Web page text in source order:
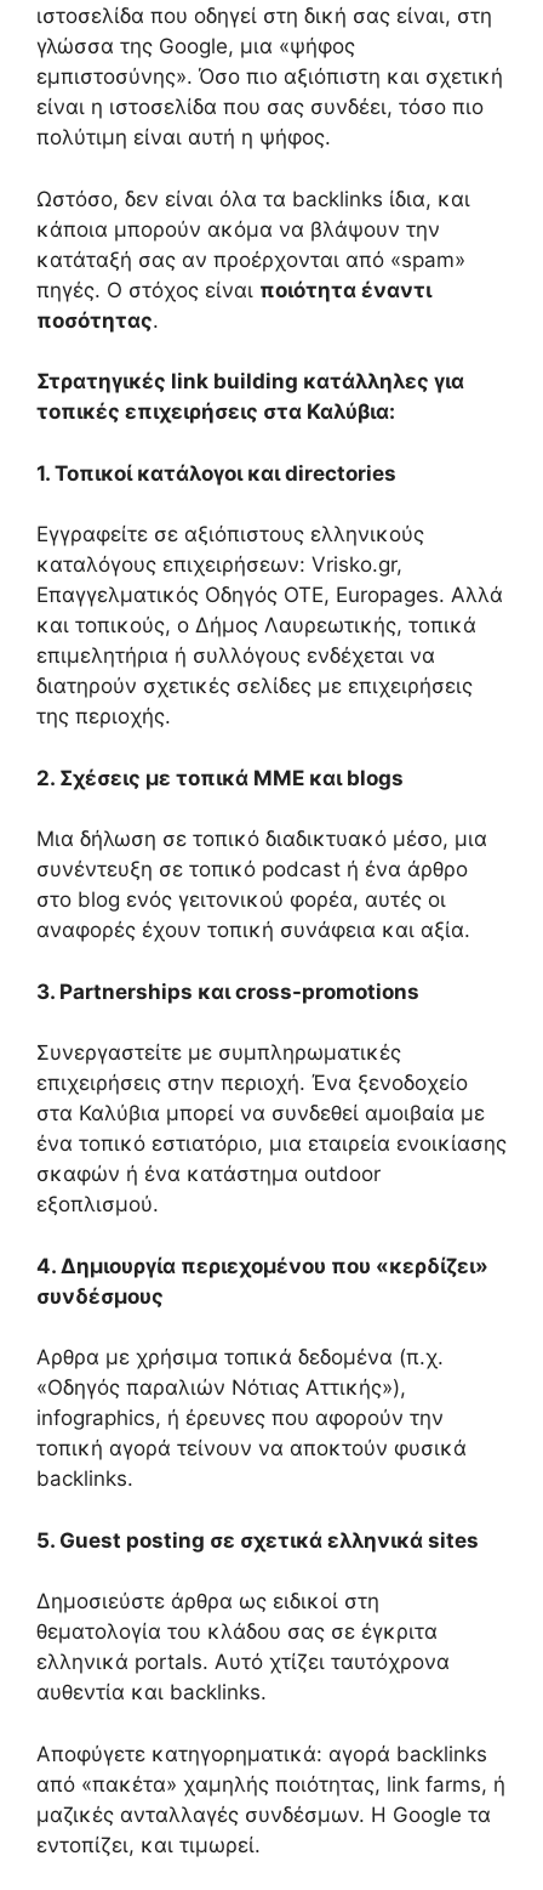
ιστοσελίδα που οδηγεί στη δική σας είναι, στη
γλώσσα της Google, μια «ψήφος
εμπιστοσύνης». Όσο πιο αξιόπιστη και σχετική
είναι η ιστοσελίδα που σας συνδέει, τόσο πιο
πολύτιμη είναι αυτή η ψήφος.
Ωστόσο, δεν είναι όλα τα backlinks ίδια, και
κάποια μπορούν ακόμα να βλάψουν την
κατάταξή σας αν προέρχονται από «spam»
πηγές. Ο στόχος είναι ποιότητα έναντι
ποσότητας.
Στρατηγικές link building κατάλληλες για
τοπικές επιχειρήσεις στα Καλύβια:
1. Τοπικοί κατάλογοι και directories
Εγγραφείτε σε αξιόπιστους ελληνικούς
καταλόγους επιχειρήσεων: Vrisko.gr,
Επαγγελματικός Οδηγός ΟΤΕ, Europages. Αλλά
και τοπικούς, ο Δήμος Λαυρεωτικής, τοπικά
επιμελητήρια ή συλλόγους ενδέχεται να
διατηρούν σχετικές σελίδες με επιχειρήσεις
της περιοχής.
2. Σχέσεις με τοπικά ΜΜΕ και blogs
Μια δήλωση σε τοπικό διαδικτυακό μέσο, μια
συνέντευξη σε τοπικό podcast ή ένα άρθρο
στο blog ενός γειτονικού φορέα, αυτές οι
αναφορές έχουν τοπική συνάφεια και αξία.
3. Partnerships και cross-promotions
Συνεργαστείτε με συμπληρωματικές
επιχειρήσεις στην περιοχή. Ένα ξενοδοχείο
στα Καλύβια μπορεί να συνδεθεί αμοιβαία με
ένα τοπικό εστιατόριο, μια εταιρεία ενοικίασης
σκαφών ή ένα κατάστημα outdoor
εξοπλισμού.
4. Δημιουργία περιεχομένου που «κερδίζει»
συνδέσμους
Αρθρα με χρήσιμα τοπικά δεδομένα (π.χ.
«Οδηγός παραλιών Νότιας Αττικής»),
infographics, ή έρευνες που αφορούν την
τοπική αγορά τείνουν να αποκτούν φυσικά
backlinks.
5. Guest posting σε σχετικά ελληνικά sites
Δημοσιεύστε άρθρα ως ειδικοί στη
θεματολογία του κλάδου σας σε έγκριτα
ελληνικά portals. Αυτό χτίζει ταυτόχρονα
αυθεντία και backlinks.
Αποφύγετε κατηγορηματικά: αγορά backlinks
από «πακέτα» χαμηλής ποιότητας, link farms, ή
μαζικές ανταλλαγές συνδέσμων. Η Google τα
εντοπίζει, και τιμωρεί.